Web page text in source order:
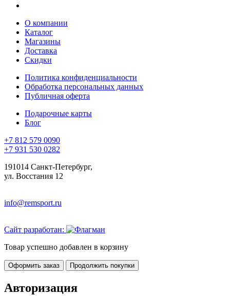
О компании
Каталог
Магазины
Доставка
Скидки
Политика конфиденциальности
Обработка персональных данных
Публичная оферта
Подарочные карты
Блог
+7 812 579 0090
+7 931 530 0282
191014 Санкт-Петербург,
ул. Восстания 12
info@remsport.ru
Сайт разработан:
Товар успешно добавлен в корзину
Оформить заказ Продолжить покупки
Авторизация